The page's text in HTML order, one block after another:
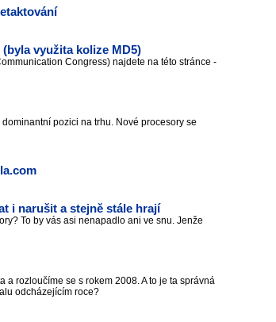
využita kolize MD5)
Congress) najdete na této stránce -
pozici na trhu. Nové procesory se
i narušit a stejně stále hrají
To by vás asi nenapadlo ani ve snu. Jenže
rozloučíme se s rokem 2008. A to je ta správná
odcházejícím roce?